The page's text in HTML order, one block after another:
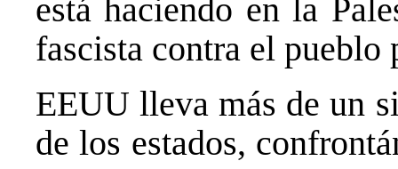
está haciendo en la
fascista contra el pueblo
EEUU lleva más de un
de los estados,